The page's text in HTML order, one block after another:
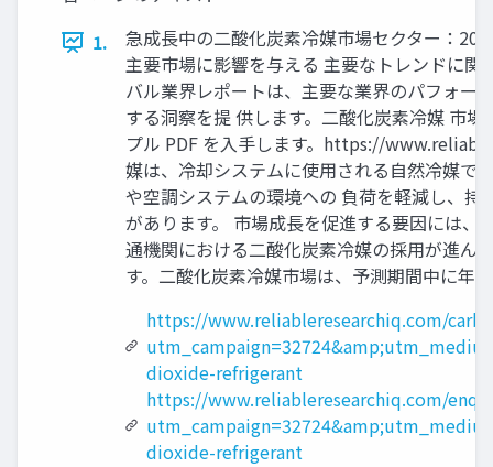
1.
急成長中の二酸化炭素冷媒市場セクター：
主要市場に影響を与える 主要なトレンドに
バル業界レポートは、主要な業界のパフォー
する洞察を提 供します。二酸化炭素冷媒 市
プル PDF を入手します。https://
媒は、冷却システムに使用される自然冷媒で
や空調システムの環境への 負荷を軽減し、
があります。 市場成長を促進する要因には
通機関における二酸化炭素冷媒の採用が進ん
す。二酸化炭素冷媒市場は、予測期間中に年
https://www.reliableresearchiq.com/
dioxide-refrigerant
https://www.reliableresearchiq.com/
dioxide-refrigerant